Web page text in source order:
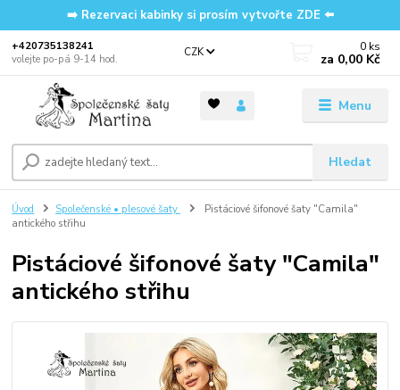
➡️ Rezervaci kabinky si prosím vytvořte ZDE ⬅️
Menu
CZK
Hledat
‭+420735138241
volejte po-pá 9-14 hod.
0 ks
za 0,00 Kč
Úvod Společenské • plesové šaty
Pistáciové šifonové šaty "Camila"
antického střihu
Pistáciové šifonové šaty "Camila"
antického střihu